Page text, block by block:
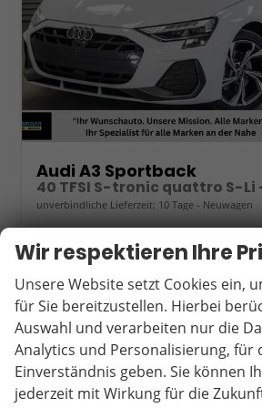
Audi A3 Sportback
40 TFSI S-tronic quattro S-Li
unverbindliche Lieferzeit: 10 Tage Neuwagen
Kraftstoff
Benzin Außenfarbe
Leistung 150 kW (204 PS) Kilometerstand 20 km
44.891,– € Wir
Verbrauch kombiniert:7,10 l/
CO -Klasse: F
CO2-Emissionen:161,00 g/km
Wir respektieren Ihre
Unsere Website setzt Cookies ein,
für Sie bereitzustellen. Hierbei
Auswahl und verarbeiten nur die
Analytics und Personalisierung, für
Einverständnis geben. Sie können
jederzeit mit Wirkung für die